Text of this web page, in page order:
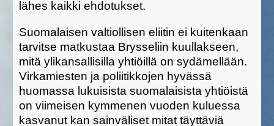
lähes kaikki ehdotukset.
Suomalaisen valtiollisen eliitin ei kuitenkaan
tarvitse matkustaa Brysseliin kuullakseen,
mitä ylikansallisilla yhtiöillä on sydämellään.
Virkamiesten ja poliitikkojen hyvässä
huomassa lukuisista suomalaisista yhtiöistä
on viimeisen kymmenen vuoden kuluessa
kasvanut kan sainväliset mitat täyttäviä